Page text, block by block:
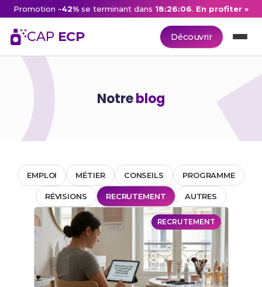
Promotion -42% se terminant dans 18:26:06. En profiter »
CAP ECP Découvrir
Notreblog
EMPLOI MÉTIER CONSEILS PROGRAMME
RÉVISIONS RECRUTEMENT AUTRES
RECRUTEMENT